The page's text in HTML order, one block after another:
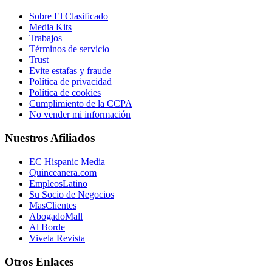
Sobre El Clasificado
Media Kits
Trabajos
Términos de servicio
Trust
Evite estafas y fraude
Política de privacidad
Política de cookies
Cumplimiento de la CCPA
No vender mi información
Nuestros Afiliados
EC Hispanic Media
Quinceanera.com
EmpleosLatino
Su Socio de Negocios
MasClientes
AbogadoMall
Al Borde
Vivela Revista
Otros Enlaces